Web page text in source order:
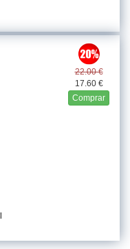
22.00 €
17.60 €
Comprar